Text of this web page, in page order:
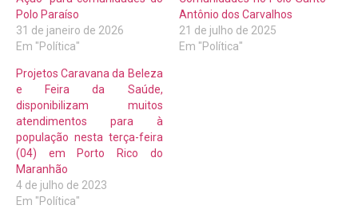
Polo Paraíso
31 de janeiro de 2026
Em "Política"
Antônio dos Carvalhos
21 de julho de 2025
Em "Política"
Projetos Caravana da Beleza
e Feira da Saúde,
disponibilizam muitos
atendimentos para à
população nesta terça-feira
(04) em Porto Rico do
Maranhão
4 de julho de 2023
Em "Política"